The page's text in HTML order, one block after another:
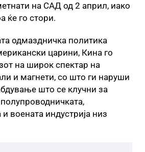
на САД од 2 април, иако
ќе го стори.
одмаздничка политика
царини, Кина го
на широк спектар на
и магнети, со што ги наруши
што се клучни за
воената индустрија низ